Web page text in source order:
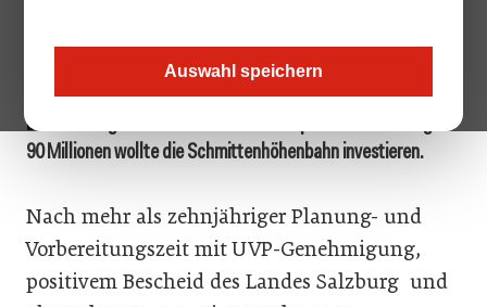
Auswahl speichern
Hinterglemm, Leogang, Fieberbrunn und Kitzsteinhorn. Für
die aufgrund der Sonnenlage zwingend notwendige
Beschneiung wollte man einen neuen Speicherteich anlegen.
90 Millionen wollte die Schmittenhöhenbahn investieren.
Nach mehr als zehnjähriger Planung- und
Vorbereitungszeit mit UVP-Genehmigung,
positivem Bescheid des Landes Salzburg und